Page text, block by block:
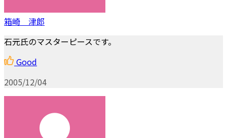
箱崎 津郎
石元氏のマスターピースです。
Good
2005/12/04